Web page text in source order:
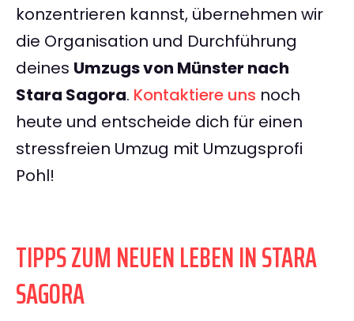
konzentrieren kannst, übernehmen wir
die Organisation und Durchführung
deines Umzugs von Münster nach
Stara Sagora. Kontaktiere uns noch
heute und entscheide dich für einen
stressfreien Umzug mit Umzugsprofi
Pohl!
TIPPS ZUM NEUEN LEBEN IN STARA
SAGORA